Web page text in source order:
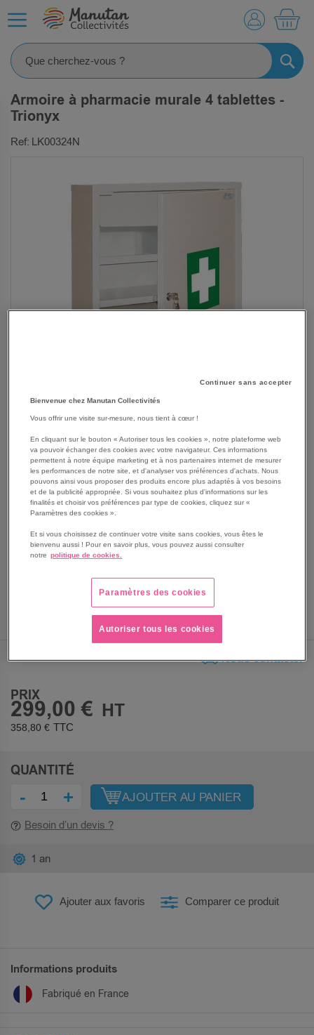
Armoire à pharmacie murale 4 tablettes -
Trionyx
Ref: LK00324N
SKIP
BEGINNING
Les avantages
Armoire à pharmacie murale 4 tablettes
Fermeture à clef
Stockage d'équipement de premiers secours
Voir le descriptif complet
Nous contacter
PRIX
299,00 €
358,80 €
QUANTITÉ
- + AJOUTER AU PANIER
Besoin d’un devis ?
Ajouter aux favoris Comparer ce produit
1 an
Informations produits
Fabriqué en France
Continuer sans accepter
Bienvenue chez Manutan Collectivités
Vous offrir une visite sur-mesure, nous tient à cœur !
En cliquant sur le bouton « Autoriser tous les cookies », notre plateforme web
va pouvoir échanger des cookies avec votre navigateur. Ces informations
permettent à notre équipe marketing et à nos partenaires internet de mesurer
les performances de notre site, et d'analyser vos préférences d'achats. Nous
pouvons ainsi vous proposer des produits encore plus adaptés à vos besoins
et de la publicité appropriée. Si vous souhaitez plus d'informations sur les
finalités et choisir vos préférences par type de cookies, cliquez sur «
Paramètres des cookies ».
Et si vous choisissez de continuer votre visite sans cookies, vous êtes le
bienvenu aussi ! Pour en savoir plus, vous pouvez aussi consulter
notre politique de cookies.
Paramètres des cookies
Autoriser tous les cookies